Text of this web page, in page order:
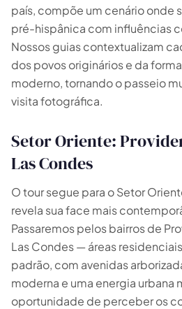
país, compõe um cenário onde
pré-hispânica com influências
Nossos guias contextualizam
dos povos originários e da
moderno, tornando o passeio
visita fotográfica.
Setor Oriente:
Las Condes
O tour segue para o Setor
revela sua face mais
Passaremos pelos bairros de
Las Condes — áreas
padrão, com avenidas
moderna e uma energia urbana
oportunidade de perceber os